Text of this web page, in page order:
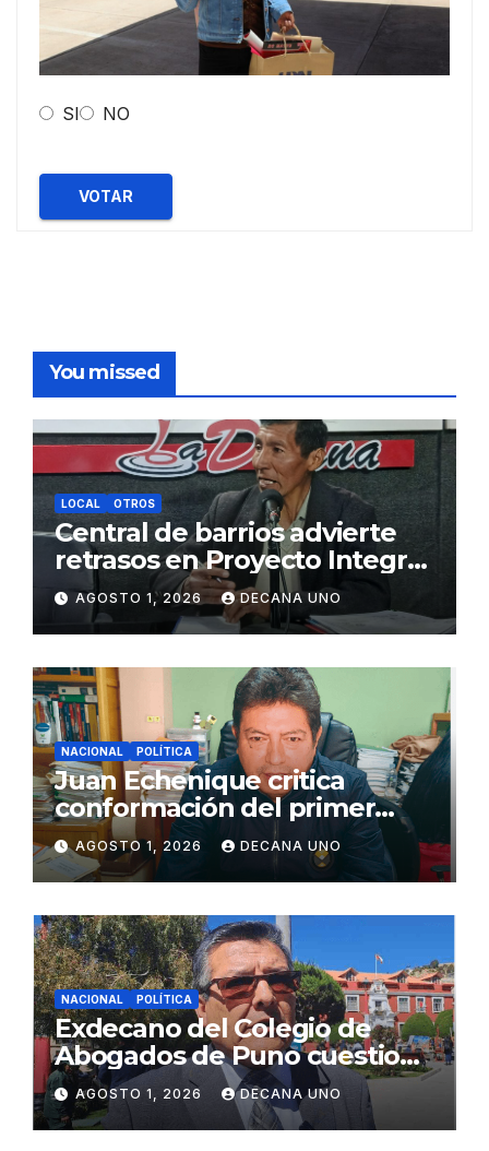
SI NO
VOTAR
You missed
LOCAL OTROS
Central de barrios advierte
retrasos en Proyecto Integral
de Agua y Alcantarillado para
Juliaca
AGOSTO 1, 2026 DECANA UNO
NACIONAL POLÍTICA
Juan Echenique critica
conformación del primer
gabinete ministerial de Keiko
Fujimori
AGOSTO 1, 2026 DECANA UNO
NACIONAL POLÍTICA
Exdecano del Colegio de
Abogados de Puno cuestiona
propuestas sobre seguridad
ciudadana
AGOSTO 1, 2026 DECANA UNO